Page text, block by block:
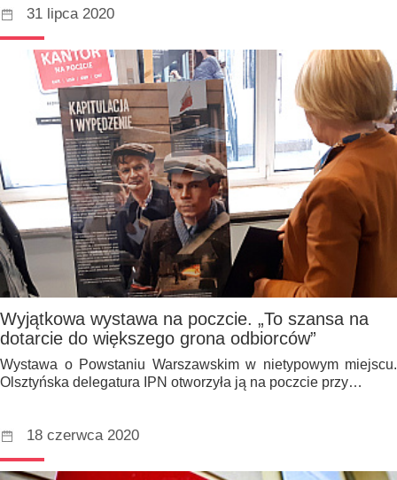
31 lipca 2020
Wyjątkowa wystawa na poczcie. „To szansa na
dotarcie do większego grona odbiorców”
Wystawa o Powstaniu Warszawskim w nietypowym miejscu.
Olsztyńska delegatura IPN otworzyła ją na poczcie przy…
18 czerwca 2020